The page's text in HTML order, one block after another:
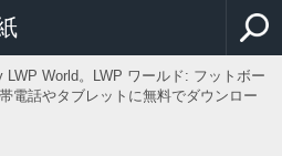
World。LWP ワールド: フットボー
電話やタブレットに無料でダウンロー